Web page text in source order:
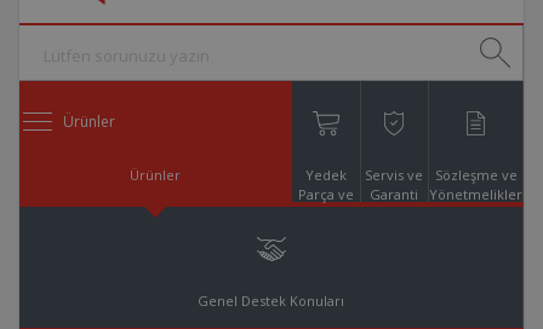
Ürünler
Ürünler
Yedek
Parça ve
Servis ve
Garanti
Sözleşme ve
Yönetmelikler
Genel Destek Konuları